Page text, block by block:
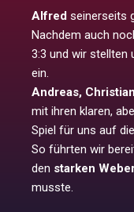
Alfred seinerseits
Nachdem auch
3:3 und wir stellten
ein.
Andreas,
mit ihren klaren,
Spiel für uns auf
So führten wir
den starken
musste.